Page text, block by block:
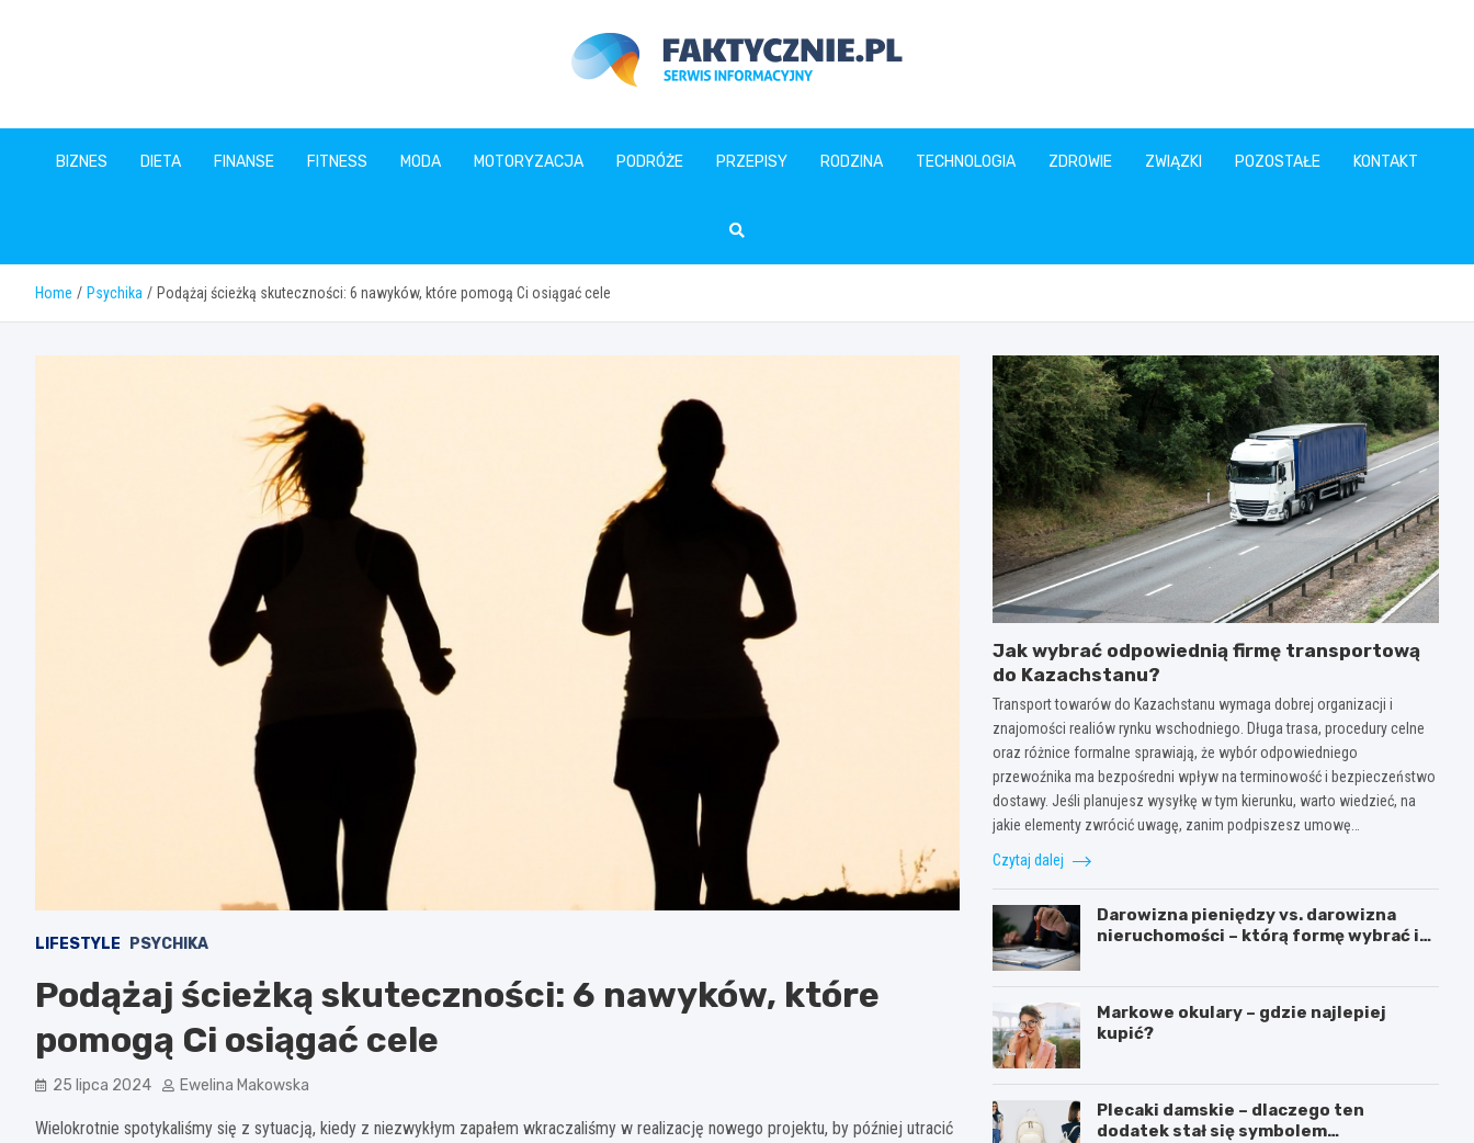
faktycznie.pl
BIZNES DIETA FINANSE FITNESS MODA MOTORYZACJA PODRÓŻE PRZEPISY RODZINA TECHNOLOGIA ZDROWIE ZWIĄZKI POZOSTAŁE KONTAKT
Home Psychika Podążaj ścieżką skuteczności: 6 nawyków, które pomogą Ci osiągać cele
LIFESTYLE PSYCHIKA
Podążaj ścieżką skuteczności: 6 nawyków, które
pomogą Ci osiągać cele
25 lipca 2024 Ewelina Makowska
Wielokrotnie spotykaliśmy się z sytuacją, kiedy z niezwykłym zapałem wkraczaliśmy w realizację nowego projektu, by później utracić
Jak wybrać odpowiednią firmę transportową
do Kazachstanu?
Transport towarów do Kazachstanu wymaga dobrej organizacji i
znajomości realiów rynku wschodniego. Długa trasa, procedury celne
oraz różnice formalne sprawiają, że wybór odpowiedniego
przewoźnika ma bezpośredni wpływ na terminowość i bezpieczeństwo
dostawy. Jeśli planujesz wysyłkę w tym kierunku, warto wiedzieć, na
jakie elementy zwrócić uwagę, zanim podpiszesz umowę…
Czytaj dalej
Darowizna pieniędzy vs. darowizna
nieruchomości – którą formę wybrać i
Markowe okulary – gdzie najlepiej
kupić?
Plecaki damskie – dlaczego ten
dodatek stał się symbolem